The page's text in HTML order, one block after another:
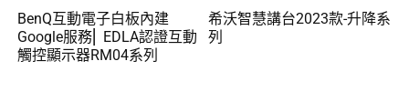
BenQ互動電子白板內建
Google服務⎜ EDLA認證互動
觸控顯示器RM04系列
希沃智慧講台2023款-升降系
列